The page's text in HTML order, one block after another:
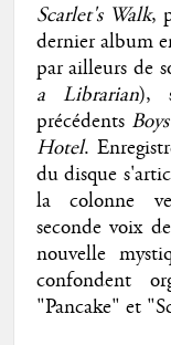
Scarlet's Walk,
dernier album
par ailleurs de
a Librarian),
précédents
Hotel.
du disque
la colonne
seconde voix
nouvelle
confondent
"Pancake" et